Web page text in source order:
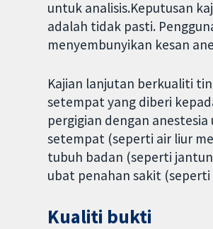
untuk analisis.Keputusan
adalah tidak pasti.
menyembunyikan kesan
Kajian lanjutan berkualiti
setempat yang diberi
pergigian dengan
setempat (seperti air liur
tubuh badan (seperti
ubat penahan sakit
Kualiti bukti